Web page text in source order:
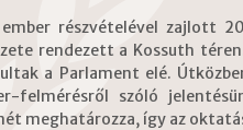
részvételével zajlott
rendezett a Kossuth
a Parlament elé.
felmérésről szóló
meghatározza, így az